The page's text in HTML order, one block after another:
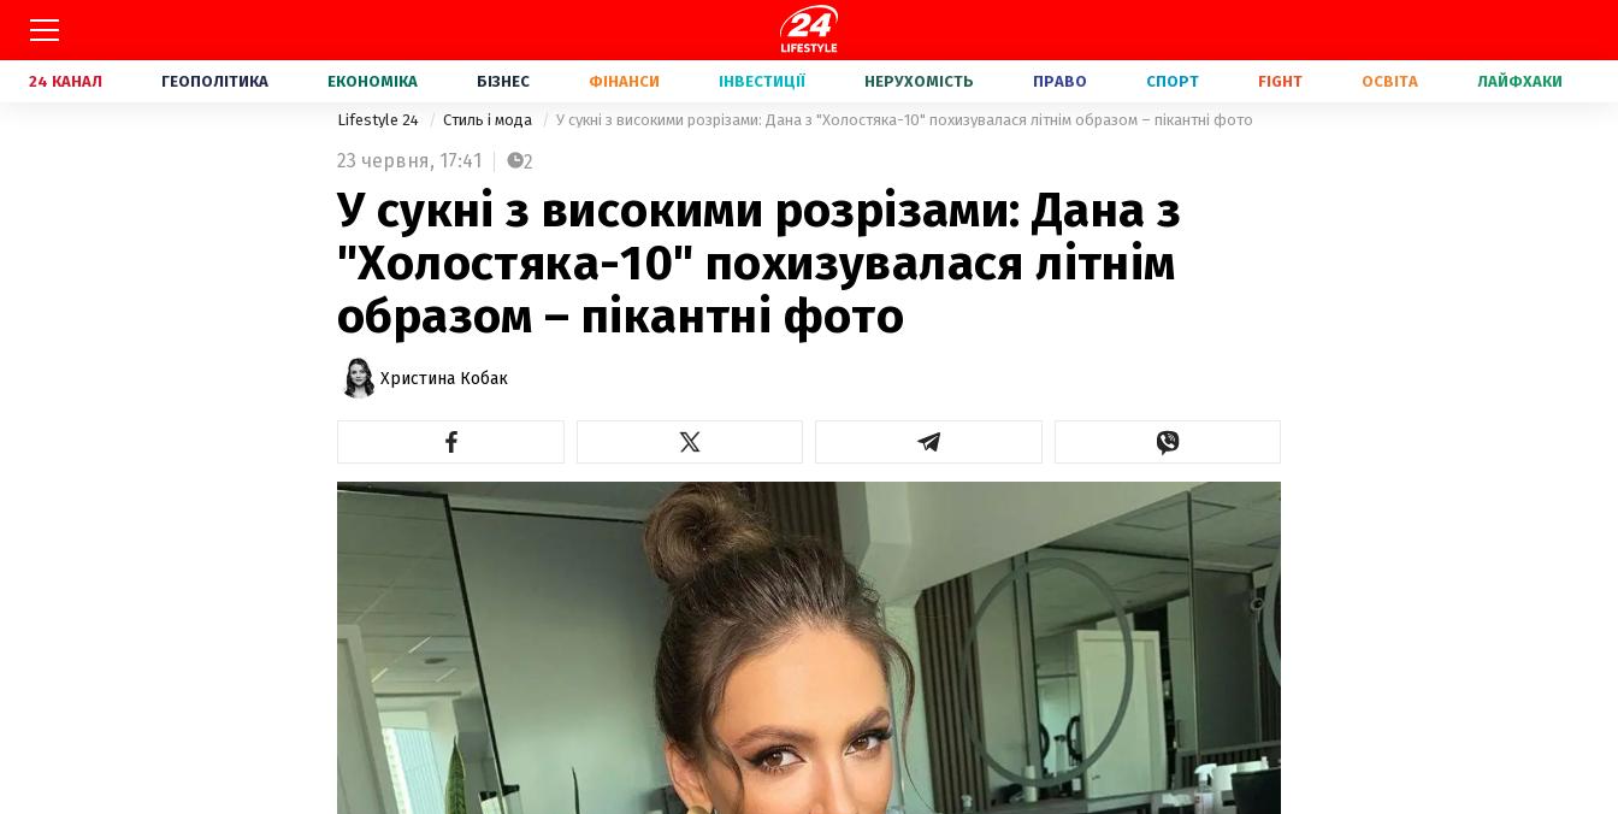
24 КАНАЛ ГЕОПОЛІТИКА ЕКОНОМІКА БІЗНЕС ФІНАНСИ ІНВЕСТИЦІЇ НЕРУХОМІСТЬ ПРАВО СПОРТ FIGHT ОСВІТА ЛАЙФХАКИ
Lifestyle 24 Стиль і мода У сукні з високими розрізами: Дана з "Холостяка-10" похизувалася літнім образом – пікантні фото
23 червня, 17:41 2
У сукні з високими розрізами: Дана з
"Холостяка-10" похизувалася літнім
образом – пікантні фото
Христина Кобак